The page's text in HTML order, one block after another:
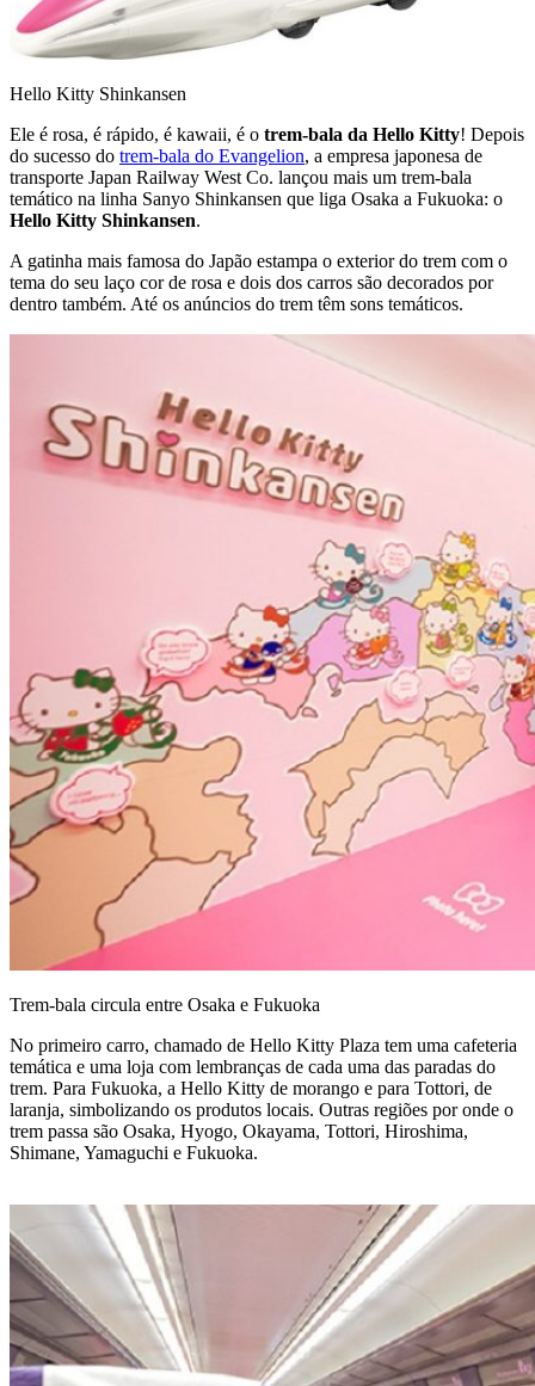
Hello Kitty Shinkansen
Ele é rosa, é rápido, é kawaii, é o trem-bala da Hello Kitty! Depois
do sucesso do trem-bala do Evangelion, a empresa japonesa de
transporte Japan Railway West Co. lançou mais um trem-bala
temático na linha Sanyo Shinkansen que liga Osaka a Fukuoka: o
Hello Kitty Shinkansen.
A gatinha mais famosa do Japão estampa o exterior do trem com o
tema do seu laço cor de rosa e dois dos carros são decorados por
dentro também. Até os anúncios do trem têm sons temáticos.
Trem-bala circula entre Osaka e Fukuoka
No primeiro carro, chamado de Hello Kitty Plaza tem uma cafeteria
temática e uma loja com lembranças de cada uma das paradas do
trem. Para Fukuoka, a Hello Kitty de morango e para Tottori, de
laranja, simbolizando os produtos locais. Outras regiões por onde o
trem passa são Osaka, Hyogo, Okayama, Tottori, Hiroshima,
Shimane, Yamaguchi e Fukuoka.